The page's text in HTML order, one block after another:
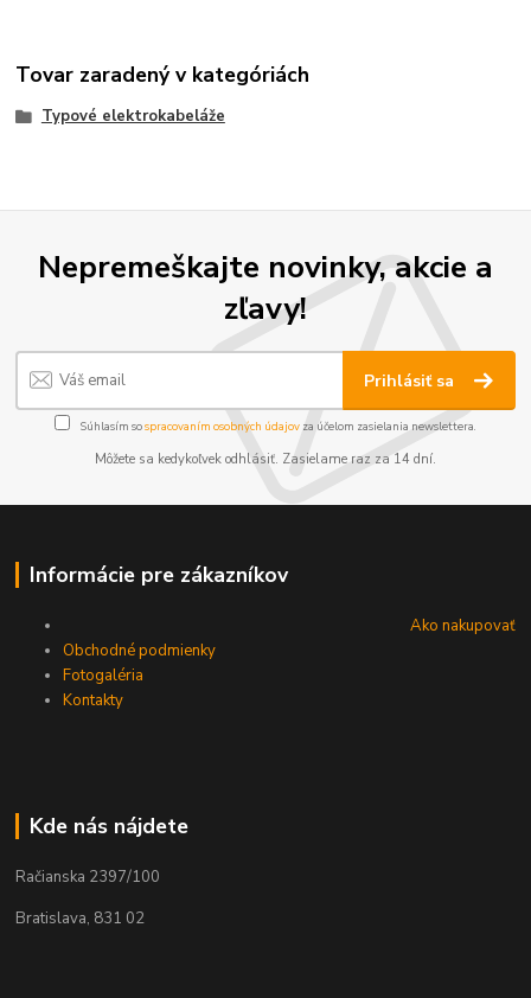
Tovar zaradený v kategóriách
Typové elektrokabeláže
Nepremeškajte novinky, akcie a
zľavy!
Prihlásiť sa
Súhlasím sospracovaním osobných údajov za účelom zasielania newslettera.
Môžete sa kedykoľvek odhlásiť. Zasielame raz za 14 dní.
Informácie pre zákazníkov
Ako nakupovať
Obchodné podmienky
Fotogaléria
Kontakty
Kde nás nájdete
Račianska 2397/100
Bratislava, 831 02